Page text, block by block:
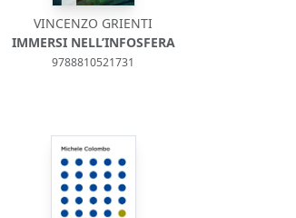
VINCENZO GRIENTI
IMMERSI NELL’INFOSFERA
9788810521731